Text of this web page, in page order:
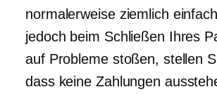
normalerweise ziemlich
jedoch beim Schließen Ihres
auf Probleme stoßen, stellen
dass keine Zahlungen